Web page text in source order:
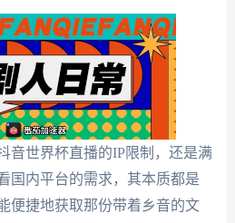
音世界杯直播的IP限制，还是满
国内平台的需求，其本质都是
便捷地获取那份带着乡音的文